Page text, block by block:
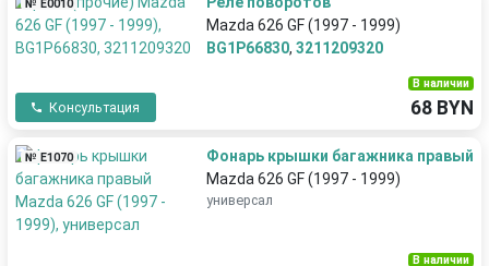
№ E0010
Mazda 626 GF (1997 - 1999)
BG1P66830, 3211209320
Консультация
В наличии
68 BYN
№ E1070
Фонарь крышки багажника правый
Mazda 626 GF (1997 - 1999)
универсал
В наличии